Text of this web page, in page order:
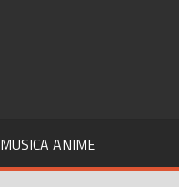
MUSICA ANIME